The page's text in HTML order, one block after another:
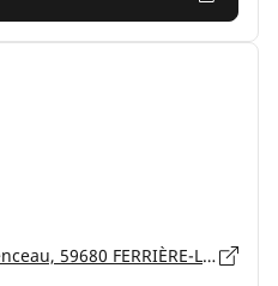
909 Avenue Georges Clemenceau, 59680 FERRIÈRE-LA-GRANDE